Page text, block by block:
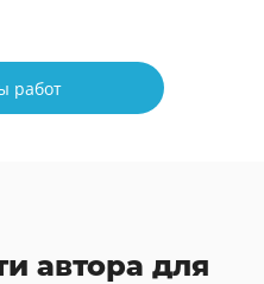
работ
автора для